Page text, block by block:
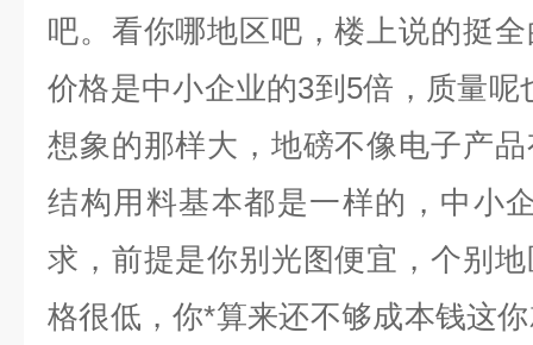
吧。看你哪地区吧，楼上说的挺
价格是中小企业的3到5倍，质量
想象的那样大，地磅不像电子产
结构用料基本都是一样的，中小
求，前提是你别光图便宜，个别
格很低，你*算来还不够成本钱这